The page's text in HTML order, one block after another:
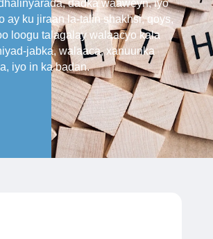
dadka waaweyn, iyo
ay ku jiraan la-talin shakhsi, qoys,
loogu talagalay walaacyo kala
jabka, walaaca, xanuunka
iyo in ka badan.